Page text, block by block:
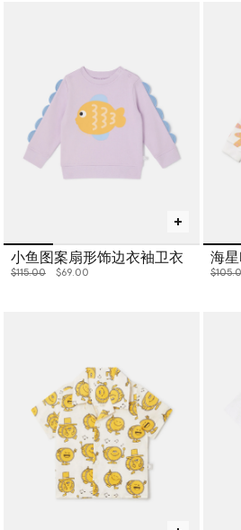
小鱼图案扇形饰边衣袖卫衣
价格从
$115.00下降至
$69.00
海
价格从